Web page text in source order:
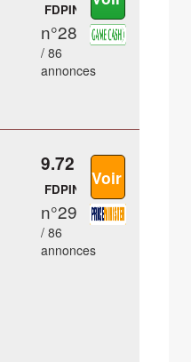
FDPIN
n°28
/ 86
annonces
9.72 €
FDPIN
n°29
/ 86
annonces